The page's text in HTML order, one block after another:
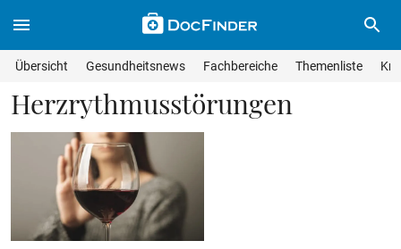
Übersicht Gesundheitsnews Fachbereiche ThemenlisteSuche
Herzrythmusstörungen